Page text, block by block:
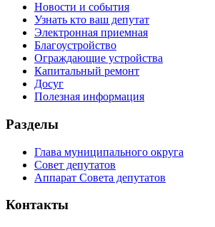
Новости и события
Узнать кто ваш депутат
Электронная приемная
Благоустройство
Ограждающие устройства
Капитальный ремонт
Досуг
Полезная информация
Разделы
Глава муниципального округа
Совет депутатов
Аппарат Совета депутатов
Контакты